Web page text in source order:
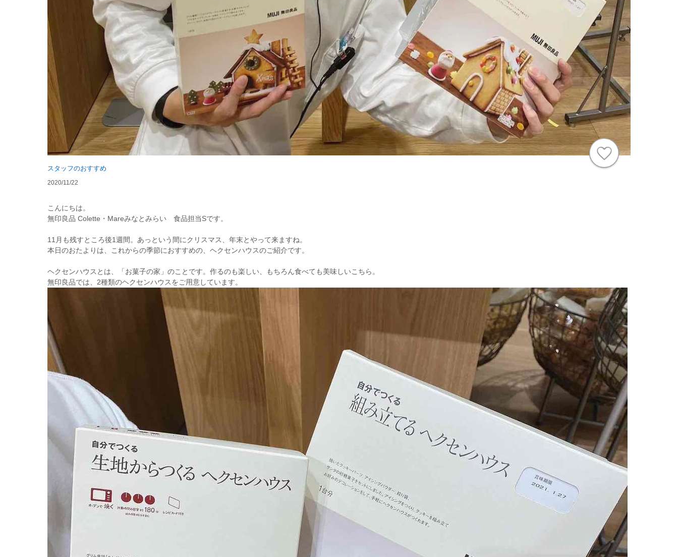
スタッフのおすすめ
2020/11/22
こんにちは。
無印良品 Colette・Mareみなとみらい 食品担当Sです。
11月も残すところ後1週間。あっという間にクリスマス、年末とやって来ますね。
本日のおたよりは、これからの季節におすすめの、ヘクセンハウスのご紹介です。
ヘクセンハウスとは、「お菓子の家」のことです。作るのも楽しい、もちろん食べても美味しいこちら。
無印良品では、2種類のヘクセンハウスをご用意しています。